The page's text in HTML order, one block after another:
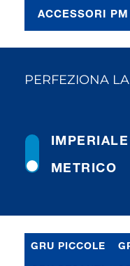
ACCESSORI PM
PERFEZIONA
METRICO
IMPERIALE
GRU PICCOLE